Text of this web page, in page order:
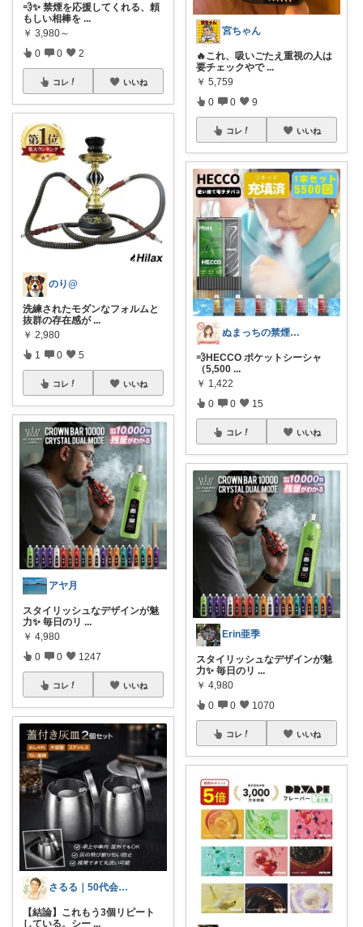
💨✨ 禁煙を応援してくれる、頼
もしい相棒を ...
￥ 3,980～
0 0 2
コレ いいね
のり@
洗練されたモダンなフォルムと
抜群の存在感が ...
￥ 2,980
1 0 5
コレ いいね
アヤ月
スタイリッシュなデザインが魅
力✨ 毎日のリ ...
￥ 4,980
0 0 1247
コレ いいね
さるる｜50代会社員の生活改善ROOM
【結論】これもう3個リピート
している。シー ...
宮ちゃん
🔥これ、吸いごたえ重視の人は
要チェックやで ...
￥ 5,759
0 0 9
コレ いいね
ぬまっちの禁煙生活
💨HECCO ポケットシーシャ
（5,500 ...
￥ 1,422
0 0 15
コレ いいね
Erin亜季
スタイリッシュなデザインが魅
力✨ 毎日のリ ...
￥ 4,980
0 0 1070
コレ いいね